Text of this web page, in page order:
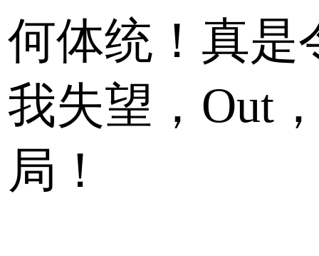
何体统！真是
我失望，Out
局！